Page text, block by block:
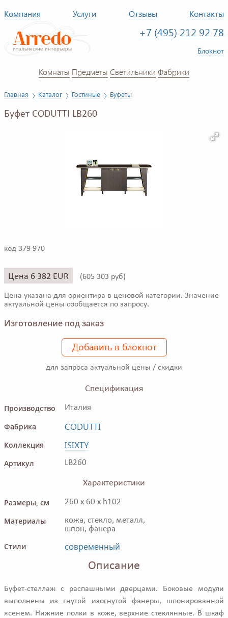
Компания Услуги Отзывы Контакты
+7 (495) 212 92 78
Блокнот
Комнаты Предметы Светильники Фабрики
Главная Каталог Гостиные Буфеты
Буфет CODUTTI LB260
код 379 970
Цена 6 382 EUR (605 303 руб)
Цена указана для ориентира в ценовой категории. Значение
актуальной цены сообщается по запросу.
Изготовление под заказ
Добавить в блокнот
для запроса актуальной цены / скидки
Спецификация
Производство
Италия
Фабрика CODUTTI
Коллекция ISIXTY
Артикул LB260
Характеристики
Размеры, см
260 x 60 x h102
Материалы
кожа, стекло, металл,
шпон, фанера
Стили современный
Описание
Буфет-стеллаж с распашными дверцами. Боковые модули
выполнены из гнутой изогнутой фанеры, шпонированной
ясенем. Нижние полки в коже, верхние стеклянные. В шкаф